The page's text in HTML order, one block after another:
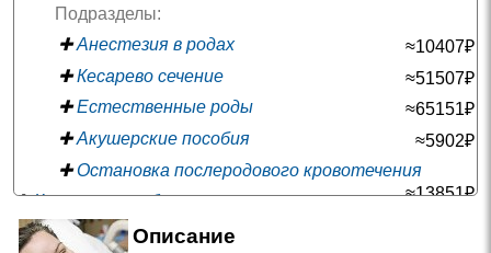
Подразделы:
✚Анестезия в родах
≈10407₽
✚Кесарево сечение
≈51507₽
✚Естественные роды
≈65151₽
✚Акушерские пособия
≈5902₽
✚Остановка послеродового кровотечения
≈13851₽
✚Консультации беременных
—
✚Фетальная хирургия
Описание